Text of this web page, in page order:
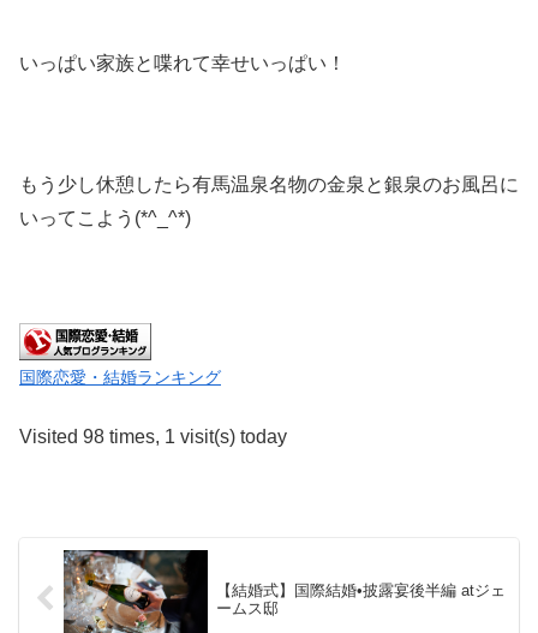
いっぱい家族と喋れて幸せいっぱい！
もう少し休憩したら有馬温泉名物の金泉と銀泉のお風呂に
いってこよう(*^_^*)
国際恋愛・結婚ランキング
Visited 98 times, 1 visit(s) today
【結婚式】国際結婚•披露宴後半編 atジェ
ームス邸